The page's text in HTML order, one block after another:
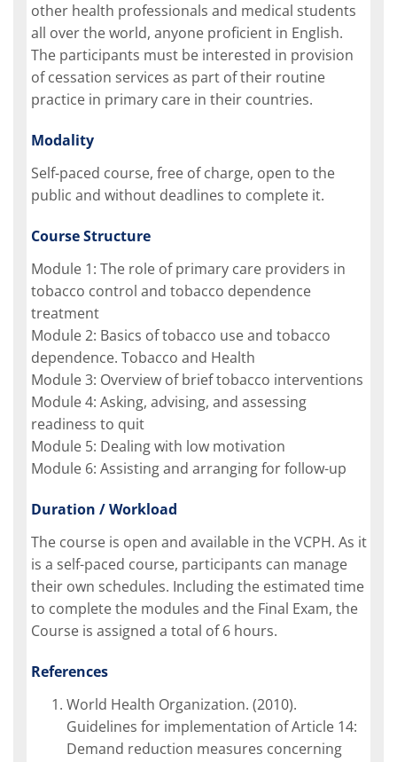
other health professionals and medical students
all over the world, anyone proficient in English.
The participants must be interested in provision
of cessation services as part of their routine
practice in primary care in their countries.
Modality
Self-paced course, free of charge, open to the
public and without deadlines to complete it.
Course Structure
Module 1: The role of primary care providers in
tobacco control and tobacco dependence
treatment
Module 2: Basics of tobacco use and tobacco
dependence. Tobacco and Health
Module 3: Overview of brief tobacco interventions
Module 4: Asking, advising, and assessing
readiness to quit
Module 5: Dealing with low motivation
Module 6: Assisting and arranging for follow-up
Duration / Workload
The course is open and available in the VCPH. As it
is a self-paced course, participants can manage
their own schedules. Including the estimated time
to complete the modules and the Final Exam, the
Course is assigned a total of 6 hours.
References
World Health Organization. (2010).
Guidelines for implementation of Article 14:
Demand reduction measures concerning